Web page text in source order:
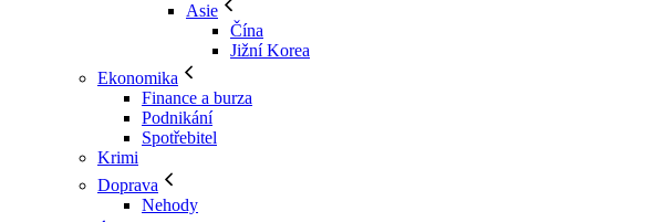
Asie
Čína
Jižní Korea
Ekonomika
Finance a burza
Podnikání
Spotřebitel
Krimi
Doprava
Nehody